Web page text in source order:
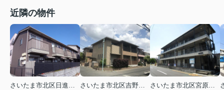
近隣の物件
さいたま市北区日進町２丁目
さいたま市北区吉野町１丁目
さいたま市北区宮原町４丁目